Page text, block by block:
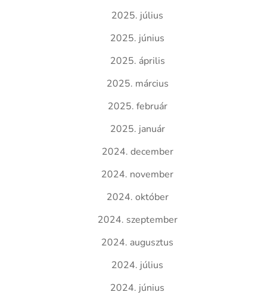
2025. július
2025. június
2025. április
2025. március
2025. február
2025. január
2024. december
2024. november
2024. október
2024. szeptember
2024. augusztus
2024. július
2024. június